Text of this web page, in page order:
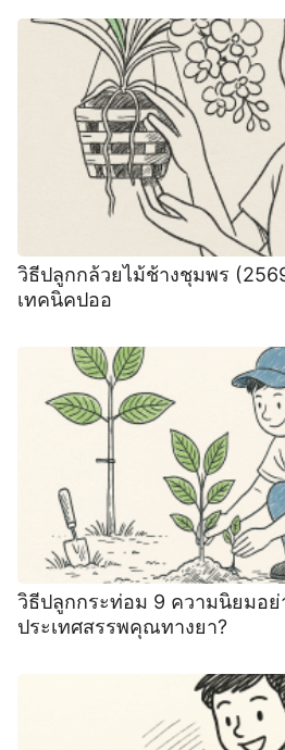
วิธีปลูกกล้วยไม้ช้างชุมพร
เทคนิคปออ
วิธีปลูกกระท่อม 9 ความนิยมอ
ประเทศสรรพคุณทางยา?